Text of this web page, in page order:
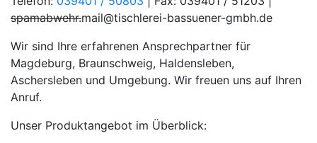
spamabwehr.mail@tischlerei-bassuener-gmbh.de
Wir sind Ihre erfahrenen Ansprechpartner für
Magdeburg, Braunschweig, Haldensleben,
Aschersleben und Umgebung. Wir freuen uns auf Ihren
Anruf.
Unser Produktangebot im Überblick: